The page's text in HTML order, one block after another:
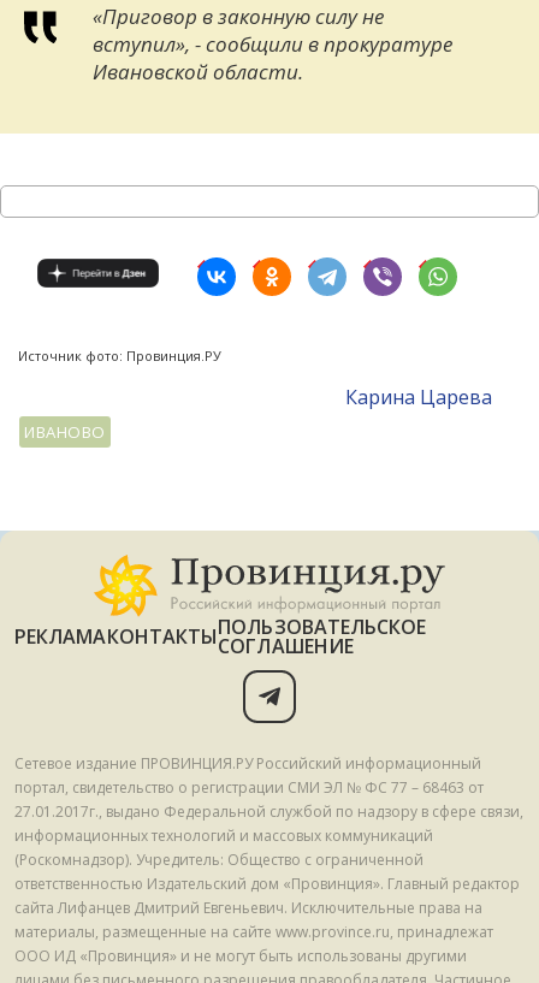
«Приговор в законную силу не
вступил», - сообщили в прокуратуре
Ивановской области.
Источник фото: Провинция.РУ
Карина Царева
ИВАНОВО
РЕКЛАМАКОНТАКТЫПОЛЬЗОВАТЕЛЬСКОЕ
СОГЛАШЕНИЕ
Сетевое издание ПРОВИНЦИЯ.РУ Российский информационный
портал, свидетельство о регистрации СМИ ЭЛ № ФС 77 – 68463 от
27.01.2017г., выдано Федеральной службой по надзору в сфере связи,
информационных технологий и массовых коммуникаций
(Роскомнадзор). Учредитель: Общество с ограниченной
ответственностью Издательский дом «Провинция». Главный редактор
сайта Лифанцев Дмитрий Евгеньевич. Исключительные права на
материалы, размещенные на сайте www.province.ru, принадлежат
ООО ИД «Провинция» и не могут быть использованы другими